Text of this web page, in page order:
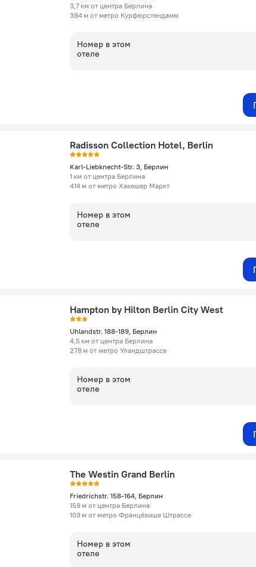
3,7 км от центра Берлина
384 м от метро Курфюрстендамм
Номер в этом
отеле
Radisson Collection Hotel, Berlin
Karl-Liebknecht-Str. 3, Берлин
1 км от центра Берлина
414 м от метро Хакешер Маркт
Номер в этом
отеле
Hampton by Hilton Berlin City West
Uhlandstr. 188-189, Берлин
4,5 км от центра Берлина
278 м от метро Уландштрассе
Номер в этом
отеле
The Westin Grand Berlin
Friedrichstr. 158-164, Берлин
159 м от центра Берлина
103 м от метро Францёзише Штрассе
Номер в этом
отеле